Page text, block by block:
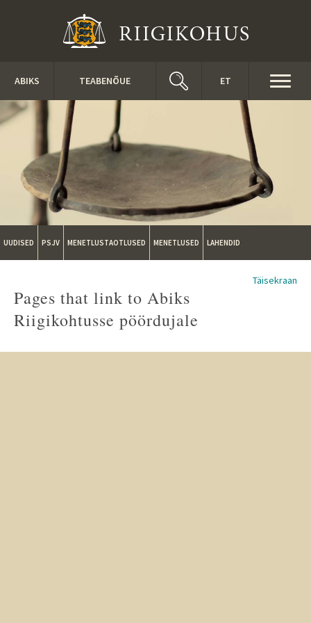
ABIKS TEABENÕUE ET
UUDISED PSJV MENETLUSTAOTLUSED MENETLUSED LAHENDID
Täisekraan
Pages that link to Abiks
Riigikohtusse pöördujale